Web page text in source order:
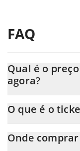
FAQ
Qual é o
agora?
O que é o
Onde